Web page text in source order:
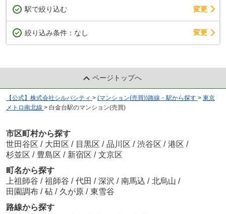
駅で絞り込む 変更
絞り込み条件： なし 変更
ページトップへ
【公式】株式会社シルバシティ > (マンション(売買))路線・駅から探す > 東京
メトロ南北線 > 白金台駅のマンション(売買)
市区町村から探す
世田谷区 / 大田区 / 目黒区 / 品川区 / 渋谷区 / 港区 /
杉並区 / 豊島区 / 新宿区 / 文京区
町名から探す
上祖師谷 / 祖師谷 / 代田 / 深沢 / 南馬込 / 北烏山 /
田園調布 / 砧 / 久が原 / 東雪谷
路線から探す